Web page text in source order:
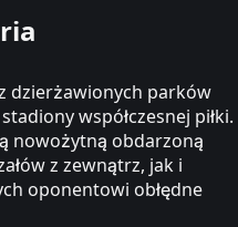
dzierżawionych parków
współczesnej piłki.
nowożytną obdarzoną
z zewnątrz, jak i
oponentowi obłędne